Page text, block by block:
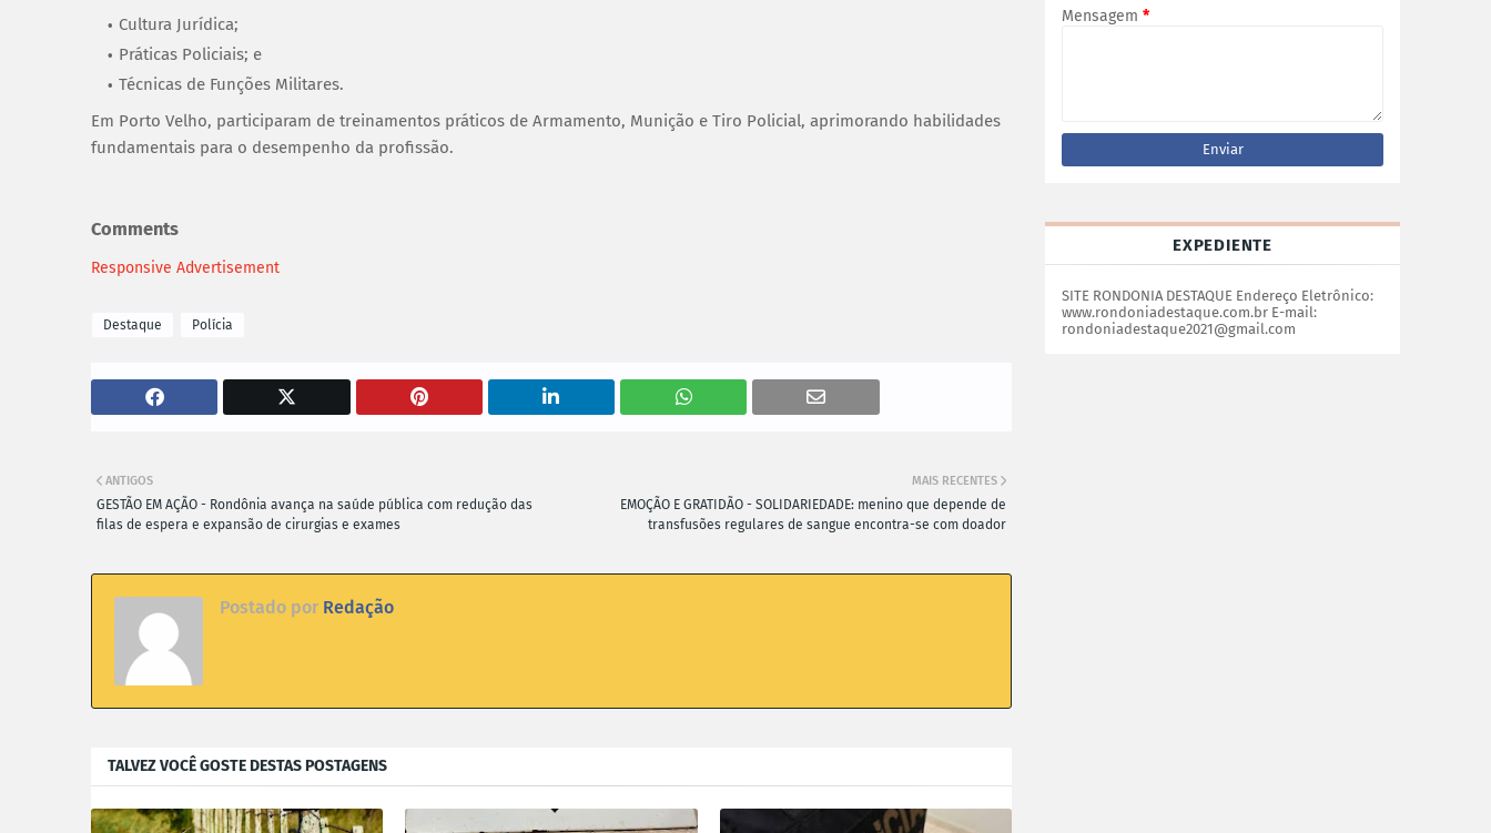
Cultura Jurídica;
Práticas Policiais; e
Técnicas de Funções Militares.
Em Porto Velho, participaram de treinamentos práticos de Armamento, Munição e Tiro Policial, aprimorando habilidades
fundamentais para o desempenho da profissão.
Comments
Responsive Advertisement
Destaque Polícia
MAIS RECENTES
EMOÇÃO E GRATIDÃO - SOLIDARIEDADE: menino que depende de
transfusões regulares de sangue encontra-se com doador
ANTIGOS
GESTÃO EM AÇÃO - Rondônia avança na saúde pública com redução das
filas de espera e expansão de cirurgias e exames
Postado por Redação
TALVEZ VOCÊ GOSTE DESTAS POSTAGENS
Mensagem *
EXPEDIENTE
SITE RONDONIA DESTAQUE Endereço Eletrônico:
www.rondoniadestaque.com.br E-mail:
rondoniadestaque2021@gmail.com